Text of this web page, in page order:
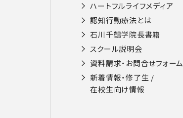
ハートフルライフメディア
認知⾏動療法とは
⽯川千鶴学院⻑書籍
スクール説明会
資料請求・お問合せフォーム
新着情報・修了生 /
在校⽣向け情報